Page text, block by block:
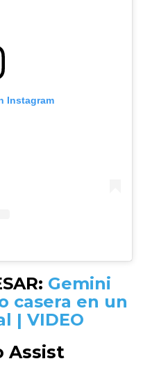
Instagram
Gemini
casera en un
| VIDEO
Assist